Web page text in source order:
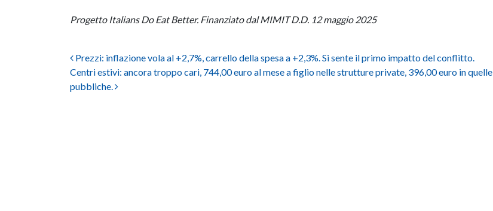
Progetto Italians Do Eat Better. Finanziato dal MIMIT D.D. 12 maggio 2025
Post navigation
Prezzi: inflazione vola al +2,7%, carrello della spesa a +2,3%. Si sente il primo impatto del conflitto.
Centri estivi: ancora troppo cari, 744,00 euro al mese a figlio nelle strutture private, 396,00 euro in quelle
pubbliche.